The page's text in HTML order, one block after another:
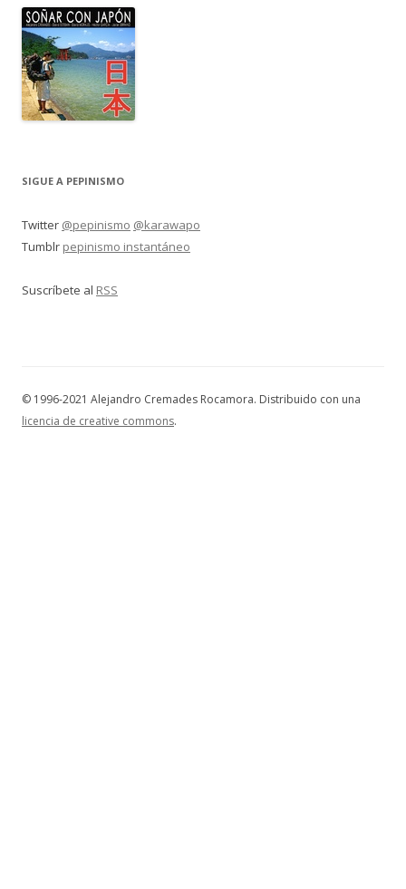
SIGUE A PEPINISMO
Twitter @pepinismo @karawapo
Tumblr pepinismo instantáneo
Suscríbete al RSS
© 1996-2021 Alejandro Cremades Rocamora. Distribuido con una
licencia de creative commons.